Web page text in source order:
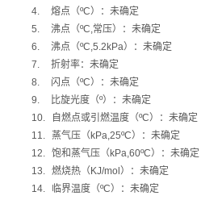
4.
熔点（ºC）：未确定
5.
沸点（ºC,常压）：未确定
6.
沸点（ºC,5.2kPa）：未确定
7.
折射率：未确定
8.
闪点（ºC）：未确定
9.
比旋光度（º）：未确定
10.
自燃点或引燃温度（ºC）：未确定
11.
蒸气压（ kPa,25ºC）：未确定
12. 饱和蒸气压（ kPa,60ºC）：未确定
13. 燃烧热（ KJ/mol ）：未确定
14.
临界温度（ºC）：未确定